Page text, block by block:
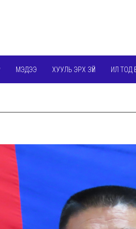
МЭДЭЭ ХУУЛЬ ЭРХ ЗҮЙ ИЛ ТОД